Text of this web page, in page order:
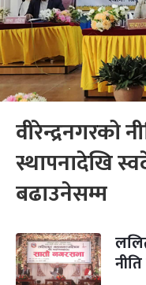
वीरेन्द्रनगरको
स्थापनादेखि
बढाउनेसम्म